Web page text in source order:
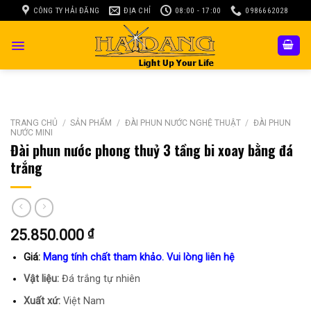
to
CÔNG TY HẢI ĐĂNG ĐỊA CHỈ 08:00 - 17:00 0986662028
TRANG CHỦ / SẢN PHẨM / ĐÀI PHUN NƯỚC NGHỆ THUẬT / ĐÀI PHUN
NƯỚC MINI
Đài phun nước phong thuỷ 3 tầng bi xoay bằng đá
trắng
25.850.000 ₫
Giá: Mang tính chất tham khảo. Vui lòng liên hệ
Vật liệu:Đá trắng tự nhiên
Xuất xứ:Việt Nam